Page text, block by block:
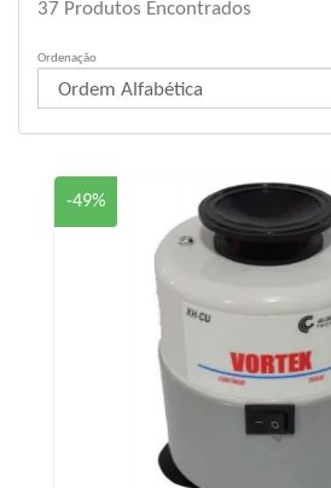
37 Produtos Encontrados
Ordenação
-49%